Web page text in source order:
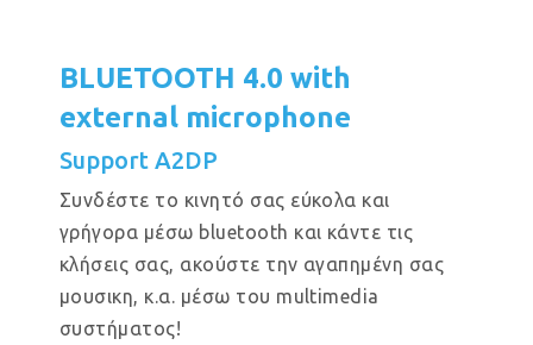
BLUETOOTH 4.0 with
external microphone
Support A2DP
Συνδέστε το κινητό σας εύκολα και
γρήγορα μέσω bluetooth και κάντε τις
κλήσεις σας, ακούστε την αγαπημένη σας
μουσικη, κ.α. μέσω του multimedia
συστήματος!